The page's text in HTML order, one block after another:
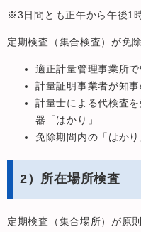
※3日間とも正午から午後1
定期検査（集合検査）が免
適正計量管理事業所
計量証明事業者が知
計量士による代検査
器「はかり」
免除期間内の「はかり
2）所在場所検査
定期検査（集合場所）が原